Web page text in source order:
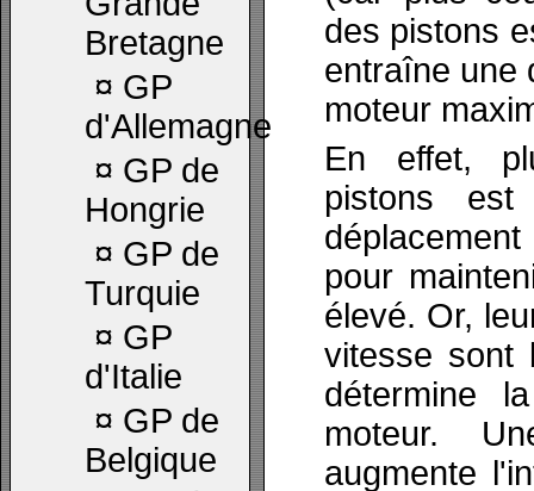
Bretagne
¤ GP
d'Allemagne
¤ GP de
Hongrie
¤ GP de
Turquie
¤ GP
d'Italie
¤ GP de
Belgique
des pistons
entraîne une
moteur
En effet,
pistons
pour
élevé. Or,
vitesse sont
détermine
moteur.
augmente